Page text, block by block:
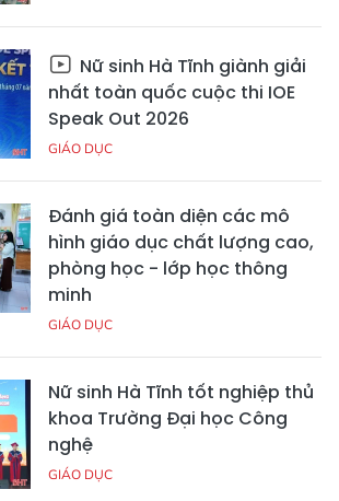
Nữ sinh Hà Tĩnh giành giải
nhất toàn quốc cuộc thi IOE
Speak Out 2026
GIÁO DỤC
Đánh giá toàn diện các mô
hình giáo dục chất lượng cao,
phòng học - lớp học thông
minh
GIÁO DỤC
Nữ sinh Hà Tĩnh tốt nghiệp thủ
khoa Trường Đại học Công
nghệ
GIÁO DỤC